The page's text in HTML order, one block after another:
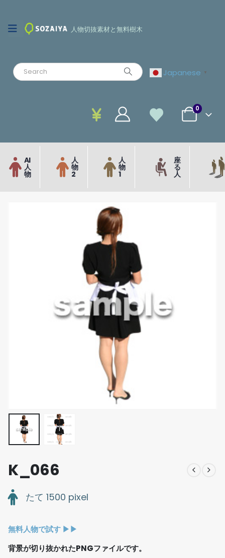
人物切抜素材と無料樹木
Japanese ▼
0
AI
人
物
人
物
2
人
物
1
座
る
人
K_066
たて 1500 pixel
無料人物で試す ▶︎▶︎
背景が切り抜かれたPNGファイルです。